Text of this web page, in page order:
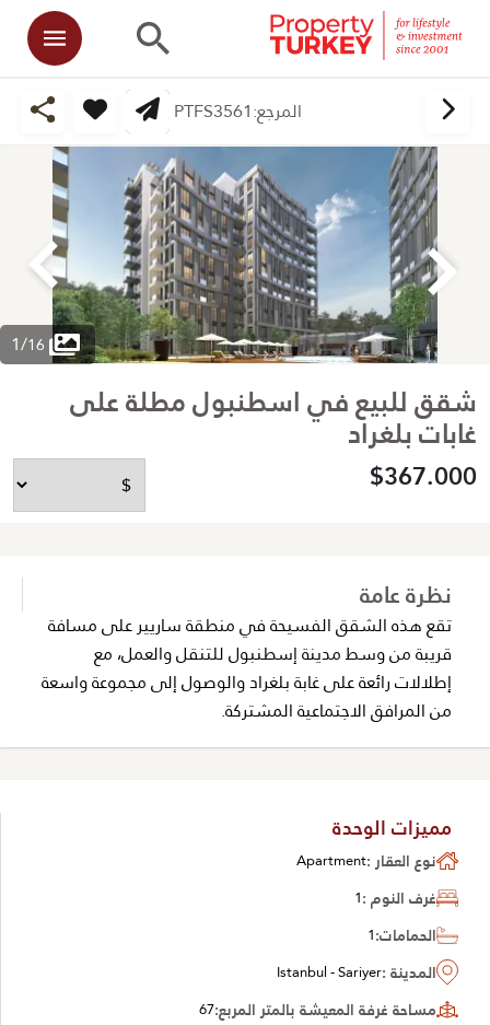
المرجع:PTFS3561
1/16
شقق للبيع في اسطنبول مطلة على
غابات بلغراد
$367.000
نظرة عامة
تقع هذه الشقق الفسيحة في منطقة ساريير على مسافة
قريبة من وسط مدينة إسطنبول للتنقل والعمل، مع
إطلالات رائعة على غابة بلغراد والوصول إلى مجموعة واسعة
من المرافق الاجتماعية المشتركة.
مميزات الوحدة
نوع العقار :Apartment
غرف النوم :1
الحمامات:1
المدينة :Istanbul - Sariyer
مساحة غرفة المعيشة بالمتر المربع:67